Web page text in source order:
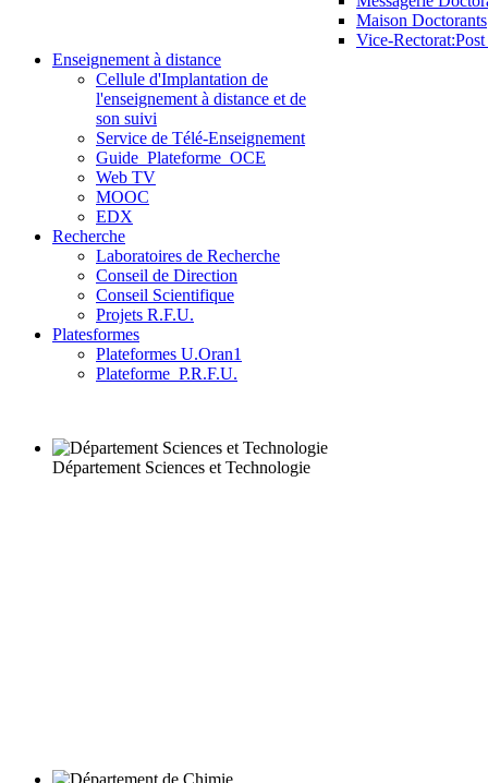
Maison Doctorants
Vice-
Enseignement à distance
Cellule d'Implantation de
l'enseignement à distance et de
son suivi
Service de Télé-Enseignement
Guide_Plateforme_OCE
Web TV
MOOC
EDX
Recherche
Laboratoires de Recherche
Conseil de Direction
Conseil Scientifique
Projets R.F.U.
Platesformes
Plateformes U.Oran1
Plateforme_P.R.F.U.
Département Sciences et Technologie